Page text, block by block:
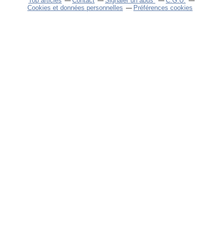
Cookies et données personnelles
Préférences cookies